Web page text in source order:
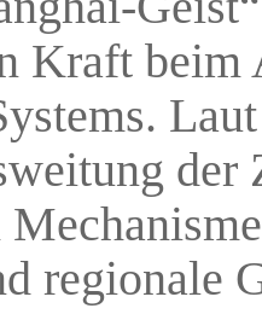
Kraft beim
der
regionale